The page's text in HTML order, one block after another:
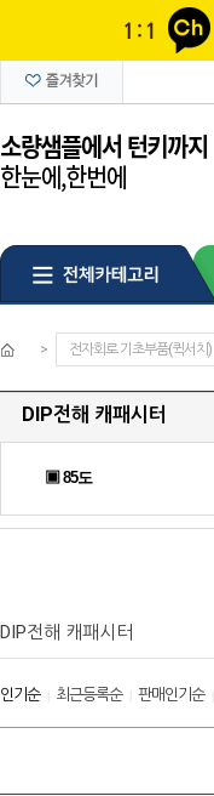
> 전자회로 기초부품(퀵서치)
DIP전해 캐패시터
▣ 85도
DIP전해 캐패시터
인기순| 최근등록순| 판매인기순|